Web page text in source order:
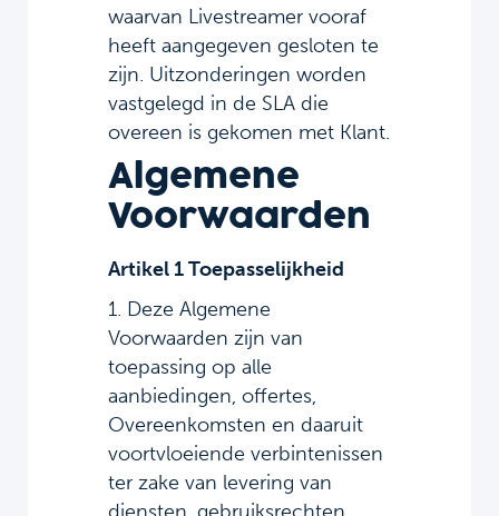
waarvan Livestreamer vooraf
heeft aangegeven gesloten te
zijn. Uitzonderingen worden
vastgelegd in de SLA die
overeen is gekomen met Klant.
Algemene
Voorwaarden
Artikel 1 Toepasselijkheid
1. Deze Algemene
Voorwaarden zijn van
toepassing op alle
aanbiedingen, offertes,
Overeenkomsten en daaruit
voortvloeiende verbintenissen
ter zake van levering van